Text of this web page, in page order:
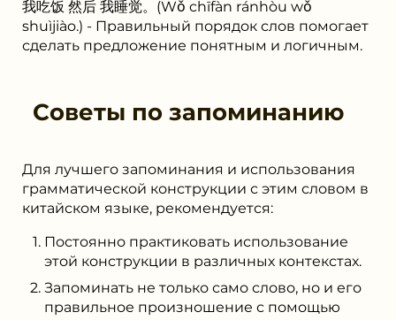
我吃饭 然后 我睡觉。(Wǒ chīfàn ránhòu wǒ
shuìjiào.) - Правильный порядок слов помогает
сделать предложение понятным и логичным.
Советы по запоминанию
Для лучшего запоминания и использования
грамматической конструкции с этим словом в
китайском языке, рекомендуется:
Постоянно практиковать использование
этой конструкции в различных контекстах.
Запоминать не только само слово, но и его
правильное произношение с помощью